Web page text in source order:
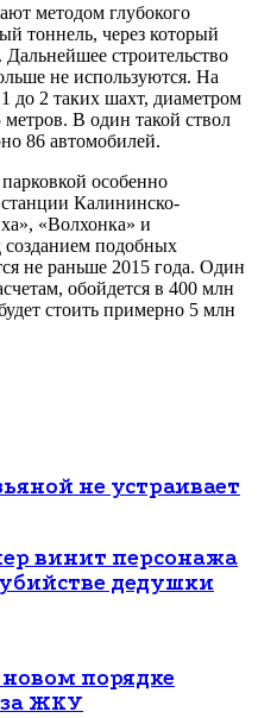
методом глубокого
тоннель, через который
строительство
не используются. На
до 2 таких шахт, диаметром
В один такой ствол
86 автомобилей.
особенно
Калининско-
«Волхонка» и
созданием подобных
не раньше 2015 года. Один
обойдется в 400 млн
стоить примерно 5 млн
не устраивает
винит персонажа
дедушки
новом порядке
ЖКУ